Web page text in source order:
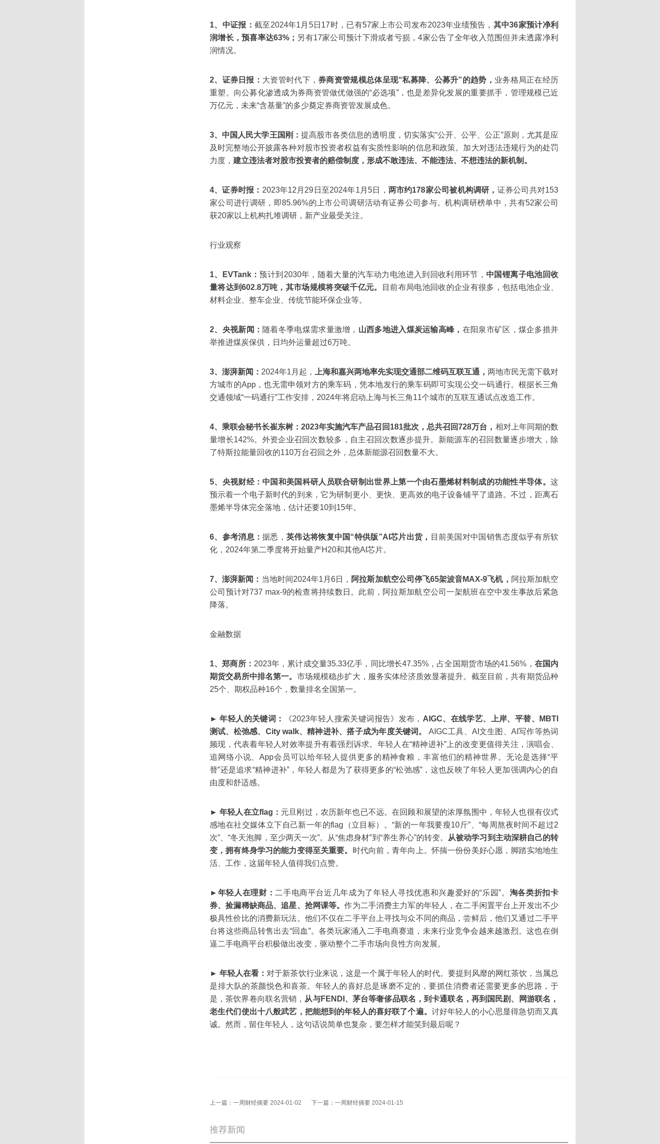
1、中证报： 截至2024年1月5日17时，已有57家上市公司发布2023年业绩预告， 其中36家预计净利
润增长，预喜率达63%； 另有17家公司预计下滑或者亏损，4家公告了全年收入范围但并未透露净利
润情况。
2、证券日报： 大资管时代下，券商资管规模总体呈现“私募降、公募升”的趋势， 业务格局正在经历
重塑。向公募化渗透成为券商资管做优做强的“必选项”，也是差异化发展的重要抓手，管理规模已近
万亿元，未来“含基量”的多少奠定券商资管发展成色。
3、中国人民大学王国刚： 提高股市各类信息的透明度，切实落实“公开、公平、公正”原则，尤其是应
及时完整地公开披露各种对股市投资者权益有实质性影响的信息和政策。加大对违法违规行为的处罚
力度， 建立违法者对股市投资者的赔偿制度，形成不敢违法、不能违法、不想违法的新机制。
4、证券时报： 2023年12月29日至2024年1月5日， 两市约178家公司被机构调研， 证券公司共对153
家公司进行调研，即85.96%的上市公司调研活动有证券公司参与。机构调研榜单中，共有52家公司
获20家以上机构扎堆调研，新产业最受关注。
行业观察
1、EVTank：预计到2030年，随着大量的汽车动力电池进入到回收利用环节， 中国锂离子电池回收
量将达到602.8万吨，其市场规模将突破千亿元。
目前布局电池回收的企业有很多，包括电池企业、
材料企业、整车企业、传统节能环保企业等。
2、央视新闻： 随着冬季电煤需求量激增， 山西多地进入煤炭运输高峰， 在阳泉市矿区，煤企多措并
举推进煤炭保供，日均外运量超过6万吨。
3、澎湃新闻： 2024年1月起， 上海和嘉兴两地率先实现交通部二维码互联互通， 两地市民无需下载对
方城市的App，也无需申领对方的乘车码，凭本地发行的乘车码即可实现公交一码通行。根据长三角
交通领域“一码通行”工作安排，2024年将启动上海与长三角11个城市的互联互通试点改造工作。
4、乘联会秘书长崔东树： 2023年实施汽车产品召回181批次，总共召回728万台， 相对上年同期的数
量增长142%。外资企业召回次数较多，自主召回次数逐步提升。新能源车的召回数量逐步增大，除
了特斯拉能量回收的110万台召回之外，总体新能源召回数量不大。
5、央视财经： 中国和美国科研人员联合研制出世界上第一个由石墨烯材料制成的功能性半导体。这
预示着一个电子新时代的到来，它为研制更小、更快、更高效的电子设备铺平了道路。不过，距离石
墨烯半导体完全落地，估计还要10到15年。
6、参考消息：据悉，英伟达将恢复中国“特供版”AI芯片出货， 目前美国对中国销售态度似乎有所软
化，2024年第二季度将开始量产H20和其他AI芯片。
7、澎湃新闻： 当地时间2024年1月6日， 阿拉斯加航空公司停飞65架波音MAX-9飞机， 阿拉斯加航空
公司预计对737 max-9的检查将持续数日。此前，阿拉斯加航空公司一架航班在空中发生事故后紧急
降落。
金融数据
1、郑商所： 2023年，累计成交量35.33亿手，同比增长47.35%，占全国期货市场的41.56%， 在国内
期货交易所中排名第一。 市场规模稳步扩大，服务实体经济质效显著提升。截至目前，共有期货品种
25个、期权品种16个，数量排名全国第一。
► 年轻人的关键词： 《2023年轻人搜索关键词报告》发布， AIGC、在线学艺、上岸、平替、MBTI
测试、松弛感、City walk、精神进补、搭子成为年度关键词。
AIGC工具、AI文生图、AI写作等热词
频现，代表着年轻人对效率提升有着强烈诉求。年轻人在“精神进补”上的改变更值得关注，演唱会、
追网络小说、App会员可以给年轻人提供更多的精神食粮，丰富他们的精神世界。无论是选择“平
替”还是追求“精神进补”，年轻人都是为了获得更多的“松弛感”，这也反映了年轻人更加强调内心的自
由度和舒适感。
► 年轻人在立flag： 元旦刚过，农历新年也已不远。在回顾和展望的浓厚氛围中，年轻人也很有仪式
感地在社交媒体立下自己新一年的flag（立目标）。“新的一年我要瘦10斤”、“每周熬夜时间不超过2
次”、“冬天泡脚，至少两天一次”。从“焦虑身材”到“养生养心”的转变。
从被动学习到主动深耕自己的转
变，拥有终身学习的能力变得至关重要。 时代向前，青年向上。怀揣一份份美好心愿，脚踏实地地生
活、工作，这届年轻人值得我们点赞。
►年轻人在理财： 二手电商平台近几年成为了年轻人寻找优惠和兴趣爱好的“乐园”。 淘各类折扣卡
券、捡漏稀缺商品、追星、抢网课等。作为二手消费主力军的年轻人，在二手闲置平台上开发出不少
极具性价比的消费新玩法。他们不仅在二手平台上寻找与众不同的商品，尝鲜后，他们又通过二手平
台将这些商品转售出去“回血”。各类玩家涌入二手电商赛道，未来行业竞争会越来越激烈。这也在倒
逼二手电商平台积极做出改变，驱动整个二手市场向良性方向发展。
► 年轻人在看： 对于新茶饮行业来说，这是一个属于年轻人的时代。要提到风靡的网红茶饮，当属总
是排大队的茶颜悦色和喜茶。年轻人的喜好总是琢磨不定的，要抓住消费者还需要更多的思路，于
是，茶饮界卷向联名营销， 从与FENDI、茅台等奢侈品联名，到卡通联名，再到国民剧、网游联名，
老生代们使出十八般武艺，把能想到的年轻人的喜好联了个遍。 讨好年轻人的小心思显得急切而又真
诚。然而，留住年轻人，这句话说简单也复杂，要怎样才能笑到最后呢？
上一篇： 一周财经摘要 2024-01-02 下一篇： 一周财经摘要 2024-01-15
推荐新闻